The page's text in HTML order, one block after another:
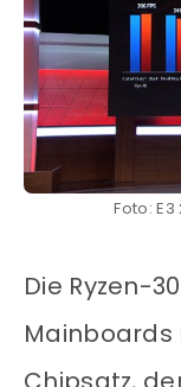
Foto:
Die Ryzen-
Mainboards